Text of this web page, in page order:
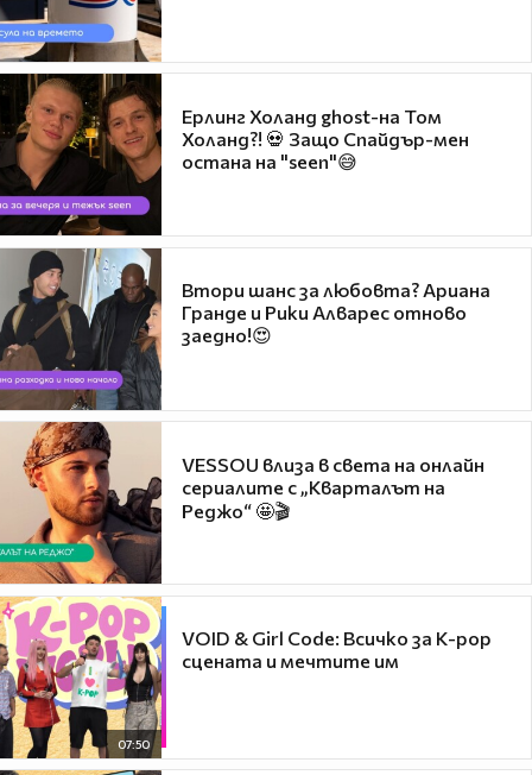
Ерлинг Холанд ghost-на Том
Холанд?! 💀 Защо Спайдър-мен
остана на "seen"😅
Втори шанс за любовта? Ариана
Гранде и Рики Алварес отново
заедно!😍
VESSOU влиза в света на онлайн
сериалите с „Кварталът на
Реджо“ 🤩🎬
07:50
VOID & Girl Code: Всичко за K-pop
сцената и мечтите им